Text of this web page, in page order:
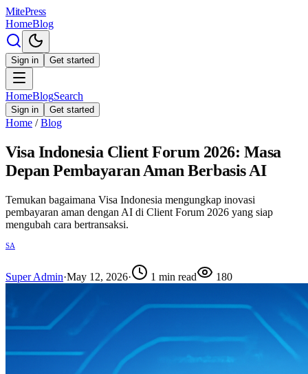
MitePress
HomeBlog
Sign in Get started
HomeBlogSearch
Sign in Get started
Home / Blog
Visa Indonesia Client Forum 2026: Masa
Depan Pembayaran Aman Berbasis AI
Temukan bagaimana Visa Indonesia mengungkap inovasi
pembayaran aman dengan AI di Client Forum 2026 yang siap
mengubah cara bertransaksi.
SA
Super Admin·May 12, 2026· 1 min read 180